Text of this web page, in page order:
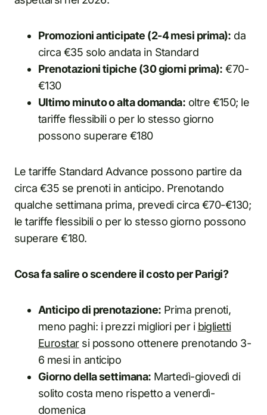
Promozioni anticipate (2-4 mesi prima): da
circa €35 solo andata in Standard
Prenotazioni tipiche (30 giorni prima): €70-
€130
Ultimo minuto o alta domanda: oltre €150; le
tariffe flessibili o per lo stesso giorno
possono superare €180
Le tariffe Standard Advance possono partire da
circa €35 se prenoti in anticipo. Prenotando
qualche settimana prima, prevedi circa €70-€130;
le tariffe flessibili o per lo stesso giorno possono
superare €180.
Cosa fa salire o scendere il costo per Parigi?
Anticipo di prenotazione: Prima prenoti,
meno paghi: i prezzi migliori per i biglietti
Eurostarsi possono ottenere prenotando 3-
6 mesi in anticipo
Giorno della settimana: Martedì-giovedì di
solito costa meno rispetto a venerdì-
domenica